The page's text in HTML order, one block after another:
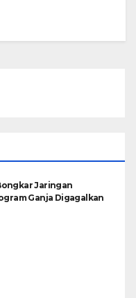
Jaringan
Ganja Digagalkan